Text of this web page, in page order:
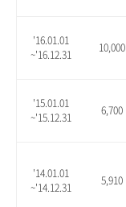
'16.01.01
~'16.12.31
10,000
'15.01.01
~'15.12.31
6,700
'14.01.01
~'14.12.31
5,910